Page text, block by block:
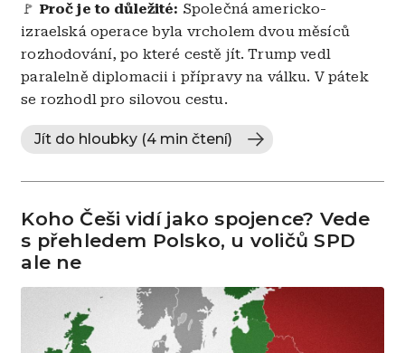
🚩 Proč je to důležité: Společná americko-
izraelská operace byla vrcholem dvou měsíců
rozhodování, po které cestě jít. Trump vedl
paralelně diplomacii i přípravy na válku. V pátek
se rozhodl pro silovou cestu.
Jít do hloubky (4 min čtení)
Koho Češi vidí jako spojence? Vede
s přehledem Polsko, u voličů SPD
ale ne